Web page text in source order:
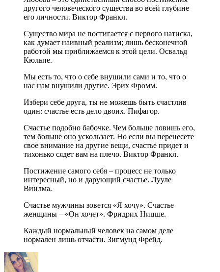
другого человеческого существа во всей глубине
его личности. Виктор Франкл.
Существо мира не постигается с первого натиска,
как думает наивный реализм; лишь бесконечной
работой мы приближаемся к этой цели. Освальд
Кюльпе.
Мы есть то, что о себе внушили сами и то, что о
нас нам внушили другие. Эрих Фромм.
Избери себе друга, ты не можешь быть счастлив
один: счастье есть дело двоих. Пифагор.
Счастье подобно бабочке. Чем больше ловишь его,
тем больше оно ускользает. Но если вы перенесете
свое внимание на другие вещи, счастье придет и
тихонько сядет вам на плечо. Виктор Франкл.
Постижение самого себя – процесс не только
интересный, но и дарующий счастье. Лууле
Виилма.
Счастье мужчины зовется «Я хочу». Счастье
женщины – «Он хочет». Фридрих Ницше.
Каждый нормальный человек на самом деле
нормален лишь отчасти. Зигмунд Фрейд.